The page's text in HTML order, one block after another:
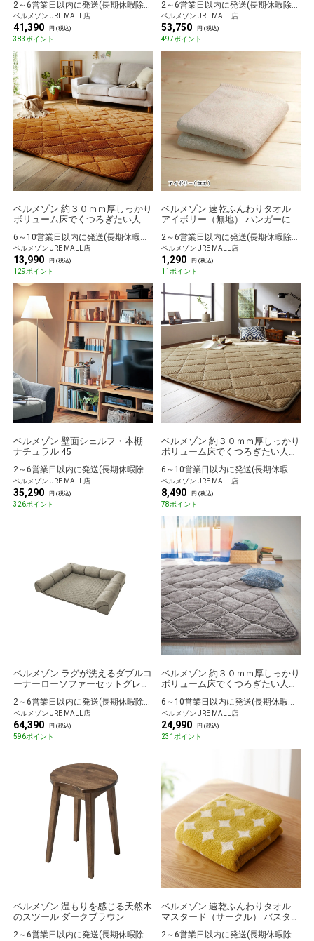
ベルメゾン JRE MALL店
41,390 円 (税込)
383ポイント
ベルメゾン JRE MALL店
53,750 円 (税込)
497ポイント
ベルメゾン 約３０ｍｍ厚しっかり
ボリューム床でくつろぎたい人専
１８５×１８５
6～10営業日以内に発送(長期休暇除く)
ベルメゾン JRE MALL店
13,990 円 (税込)
129ポイント
ベルメゾン 速乾ふんわりタオル
アイボリー（無地） ハンガーに干
2～6営業日以内に発送(長期休暇除く)
ベルメゾン JRE MALL店
1,290 円 (税込)
11ポイント
ベルメゾン 壁面シェルフ・本棚
ナチュラル 45
2～6営業日以内に発送(長期休暇除く)
ベルメゾン JRE MALL店
35,290 円 (税込)
326ポイント
ベルメゾン 約３０ｍｍ厚しっかり
ボリューム床でくつろぎたい人専
用すべりにくいラグ ベージュ 約
90×185
6～10営業日以内に発送(長期休暇除く)
ベルメゾン JRE MALL店
8,490 円 (税込)
78ポイント
ベルメゾン ラグが洗えるダブルコ
ーナーローソファーセットグレー
2～6営業日以内に発送(長期休暇除く)
ベルメゾン JRE MALL店
64,390 円 (税込)
596ポイント
ベルメゾン 約３０ｍｍ厚しっかり
ボリューム床でくつろぎたい人専
用すべりにくいラグ グレー 約１
８５×３００
6～10営業日以内に発送(長期休暇除く)
ベルメゾン JRE MALL店
24,990 円 (税込)
231ポイント
ベルメゾン 温もりを感じる天然木
のスツール ダークブラウン
ベルメゾン 速乾ふんわりタオル
マスタード（サークル） バスタオ